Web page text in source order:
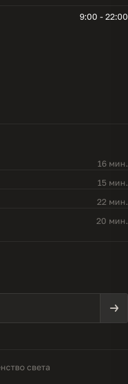
9:00 - 22:00
16 мин.
15 мин.
22 мин.
20 мин.
света